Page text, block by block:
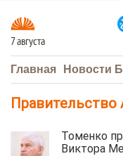
7 августа
Главная Новости
Правительство
Томенко
Виктора